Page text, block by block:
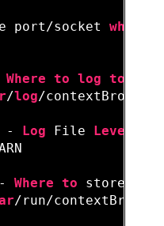
port/socket where
Where to log to
/log/contextBroker
- Log File Level
Where to store
/run/